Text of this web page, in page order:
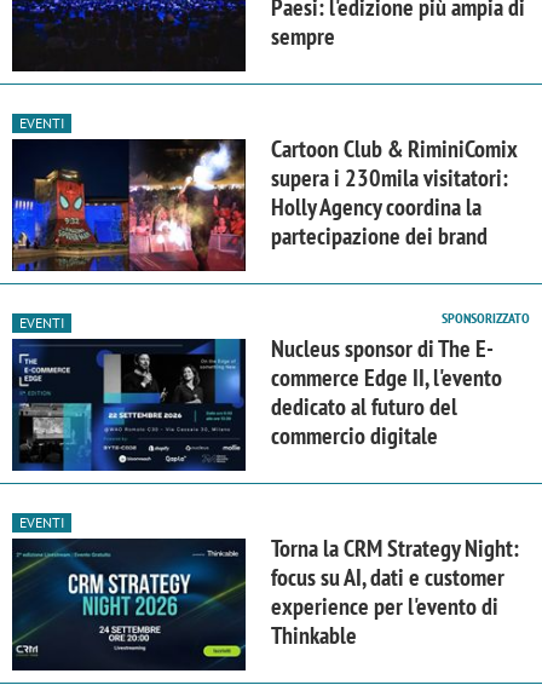
Paesi: l'edizione più ampia di
sempre
EVENTI
Cartoon Club & RiminiComix
supera i 230mila visitatori:
Holly Agency coordina la
partecipazione dei brand
EVENTI SPONSORIZZATO
Nucleus sponsor di The E-
commerce Edge II, l'evento
dedicato al futuro del
commercio digitale
EVENTI
Torna la CRM Strategy Night:
focus su AI, dati e customer
experience per l'evento di
Thinkable